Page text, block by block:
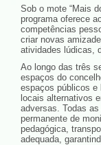
Sob o mote “Mais
programa oferece
competências
criar novas
atividades lúdicas,
Ao longo das três
espaços do
espaços públicos e
locais alternativos
adversas. Todas
permanente de
pedagógica,
adequada,